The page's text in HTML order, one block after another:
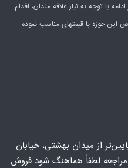
با توجه به نیاز علاقه مندان، اقدام
این حوزه با قیمتهای مناسب نموده
از میدان بهشتی، خیابان
لطفاً هماهنگ شود فروش